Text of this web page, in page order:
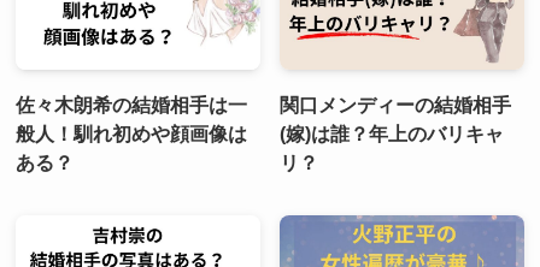
佐々木朗希の結婚相手は一
般人！馴れ初めや顔画像は
ある？
関口メンディーの結婚相手
(嫁)は誰？年上のバリキャ
リ？